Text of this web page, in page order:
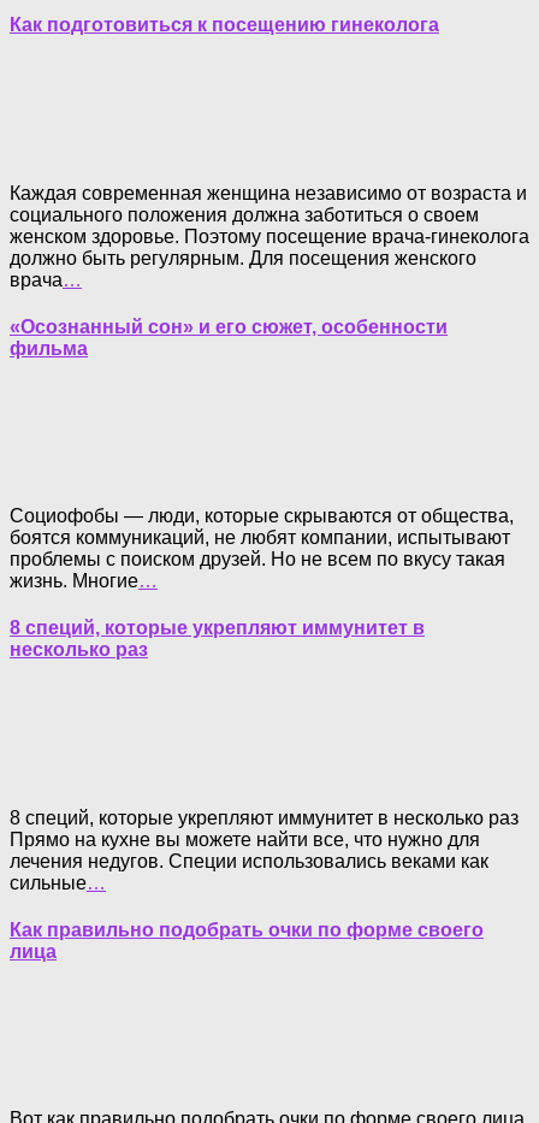
Как подготовиться к посещению гинеколога
Каждая современная женщина независимо от возраста и
социального положения должна заботиться о своем
женском здоровье. Поэтому посещение врача-гинеколога
должно быть регулярным. Для посещения женского
врача…
«Осознанный сон» и его сюжет, особенности
фильма
Социофобы — люди, которые скрываются от общества,
боятся коммуникаций, не любят компании, испытывают
проблемы с поиском друзей. Но не всем по вкусу такая
жизнь. Многие…
8 специй, которые укрепляют иммунитет в
несколько раз
8 специй, которые укрепляют иммунитет в несколько раз
Прямо на кухне вы можете найти все, что нужно для
лечения недугов. Специи использовались веками как
сильные…
Как правильно подобрать очки по форме своего
лица